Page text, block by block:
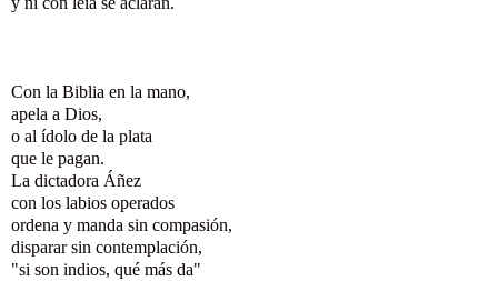
Con la Biblia en la mano,
apela a Dios,
o al ídolo de la plata
que le pagan.
La dictadora Áñez
con los labios operados
ordena y manda sin compasión,
disparar sin contemplación,
"si son indios, qué más da"